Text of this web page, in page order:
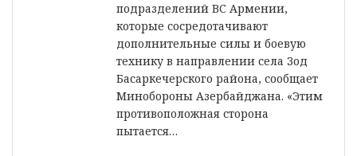
подразделений ВС Армении,
которые сосредотачивают
дополнительные силы и боевую
технику в направлении села Зод
Басаркечерского района, сообщает
Минобороны Азербайджана. «Этим
противоположная сторона
пытается…